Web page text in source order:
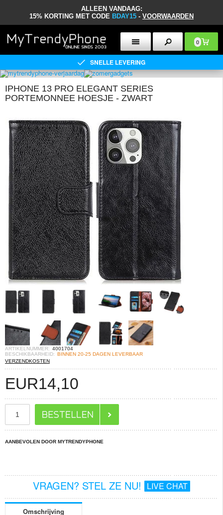
ALLEEN VANDAAG:
15% KORTING MET CODE BDAY15 - VOORWAARDEN
0
SNELLE LEVERING
IPHONE 13 PRO ELEGANT SERIES
PORTEMONNEE HOESJE - ZWART
ARTIKELNUMMER: 4001704
BESCHIKBAARHEID: BINNEN 20-25 DAGEN LEVERBAAR
VERZENDKOSTEN
EUR14,10
AANBEVOLEN DOOR MYTRENDYPHONE
VRAGEN? STEL ZE NU! LIVE CHAT
Omschrijving